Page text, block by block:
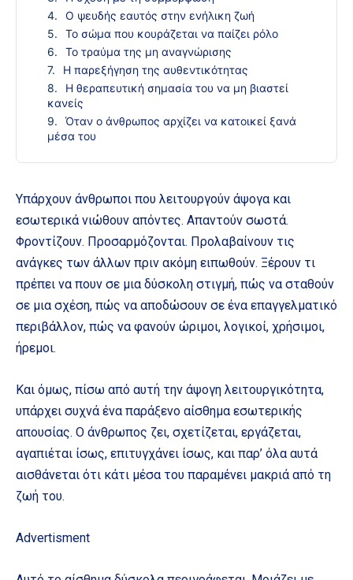
Ο ψευδής εαυτός στην ενήλικη ζωή
Το σώμα που κουράζεται να παίζει ρόλο
Το τραύμα της μη αναγνώρισης
Η παρεξήγηση της αυθεντικότητας
Η θεραπευτική σημασία του να μη βιαστεί
κανείς
Όταν ο άνθρωπος αρχίζει να κατοικεί ξανά
μέσα του
Υπάρχουν άνθρωποι που λειτουργούν άψογα και
εσωτερικά νιώθουν απόντες. Απαντούν σωστά.
Φροντίζουν. Προσαρμόζονται. Προλαβαίνουν τις
ανάγκες των άλλων πριν ακόμη ειπωθούν. Ξέρουν τι
πρέπει να πουν σε μια δύσκολη στιγμή, πώς να σταθούν
σε μια σχέση, πώς να αποδώσουν σε ένα επαγγελματικό
περιβάλλον, πώς να φανούν ώριμοι, λογικοί, χρήσιμοι,
ήρεμοι.
Και όμως, πίσω από αυτή την άψογη λειτουργικότητα,
υπάρχει συχνά ένα παράξενο αίσθημα εσωτερικής
απουσίας. Ο άνθρωπος ζει, σχετίζεται, εργάζεται,
αγαπιέται ίσως, επιτυγχάνει ίσως, και παρ’ όλα αυτά
αισθάνεται ότι κάτι μέσα του παραμένει μακριά από τη
ζωή του.
Advertisment